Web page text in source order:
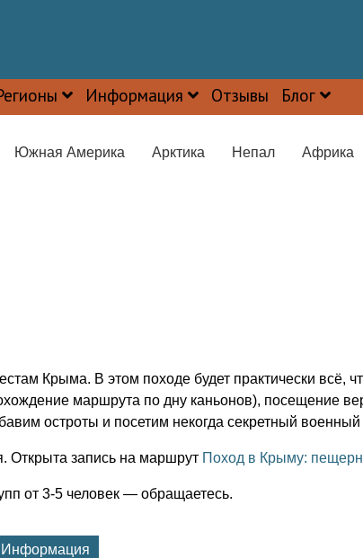
Информация Отзывы Блог
Южная Америка Арктика Непал Африка
Крыма. В этом походе будет практически всё,
маршрута по дну каньонов), посещение
остроты и посетим некогда секретный военный
Открыта запись на маршрут Поход в Крыму:
от 3-5 человек — обращаетесь.